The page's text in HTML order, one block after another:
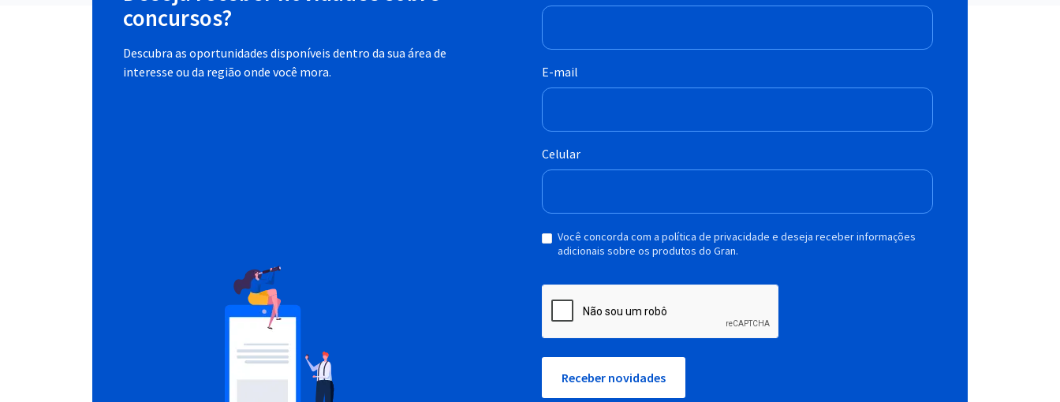
concursos?
Descubra as oportunidades disponíveis dentro da sua área de
interesse ou da região onde você mora.
E-mail
Celular
Você concorda com a política de privacidade e deseja receber informações
adicionais sobre os produtos do Gran.
Receber novidades